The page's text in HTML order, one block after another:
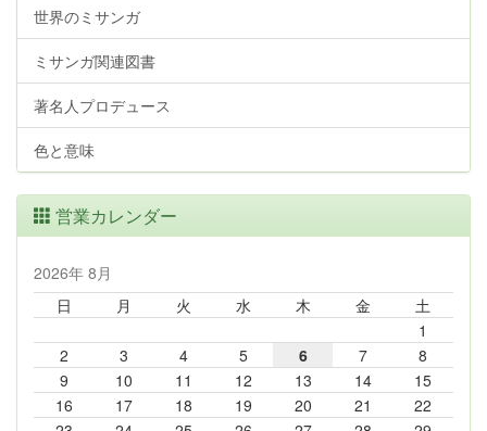
世界のミサンガ
ミサンガ関連図書
著名人プロデュース
色と意味
営業カレンダー
2026年 8月
日
月 火 水 木 金
土
1
2
3 4 5 6 7
8
9
10 11 12 13 14
15
16
17 18 19 20 21
22